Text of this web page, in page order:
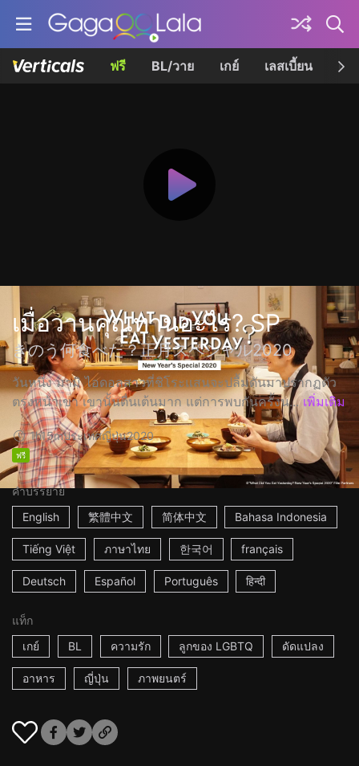
ฟรี BL/วาย เกย์ เลสเบี้ยน เค
เมื่อวานคุณทานอะไร? SP
きのう何食べた？正月スペシャル2020
วันหนึ่ง มามิ ไอดอลสาวที่ชิโระแสนจะปลื้มดันมาปรากฏตัว
ตรงหน้าเขา เขานั้นตื่นเต้นมาก แต่การพบกันครั้งน... เพิ่มเติม
1h15mประเทศญี่ปุ่น2020
ฟรี
คำบรรยาย
English
繁體中文 简体中文 Bahasa Indonesia
Tiếng Việt ภาษาไทย 한국어 français
Deutsch Español Português हिन्दी
แท็ก
เกย์
BL ความรัก ลูกของ LGBTQ ดัดแปลง
อาหาร ญี่ปุ่น ภาพยนตร์